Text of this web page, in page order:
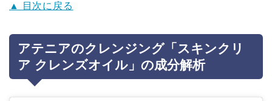
▲ 目次に戻る
アテニアのクレンジング「スキンクリ
ア クレンズオイル」の成分解析